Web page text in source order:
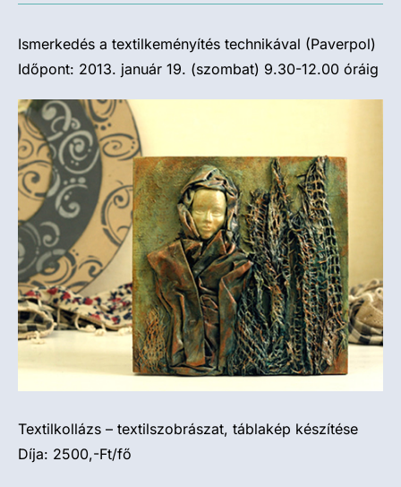
Ismerkedés a textilkeményítés technikával (Paverpol)
Időpont: 2013. január 19. (szombat) 9.30-12.00 óráig
Textilkollázs – textilszobrászat, táblakép készítése
Díja: 2500,-Ft/fő